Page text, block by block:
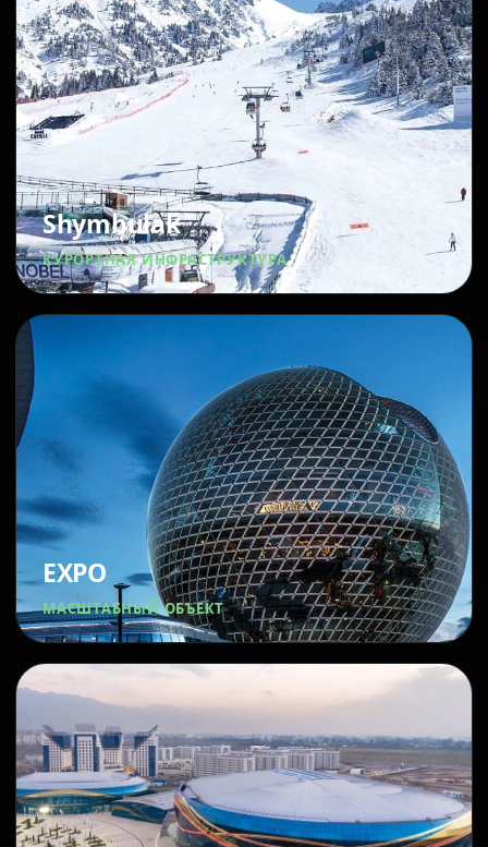
Shymbulak
КУРОРТНАЯ ИНФРАСТРУКТУРА
EXPO
МАСШТАБНЫЙ ОБЪЕКТ